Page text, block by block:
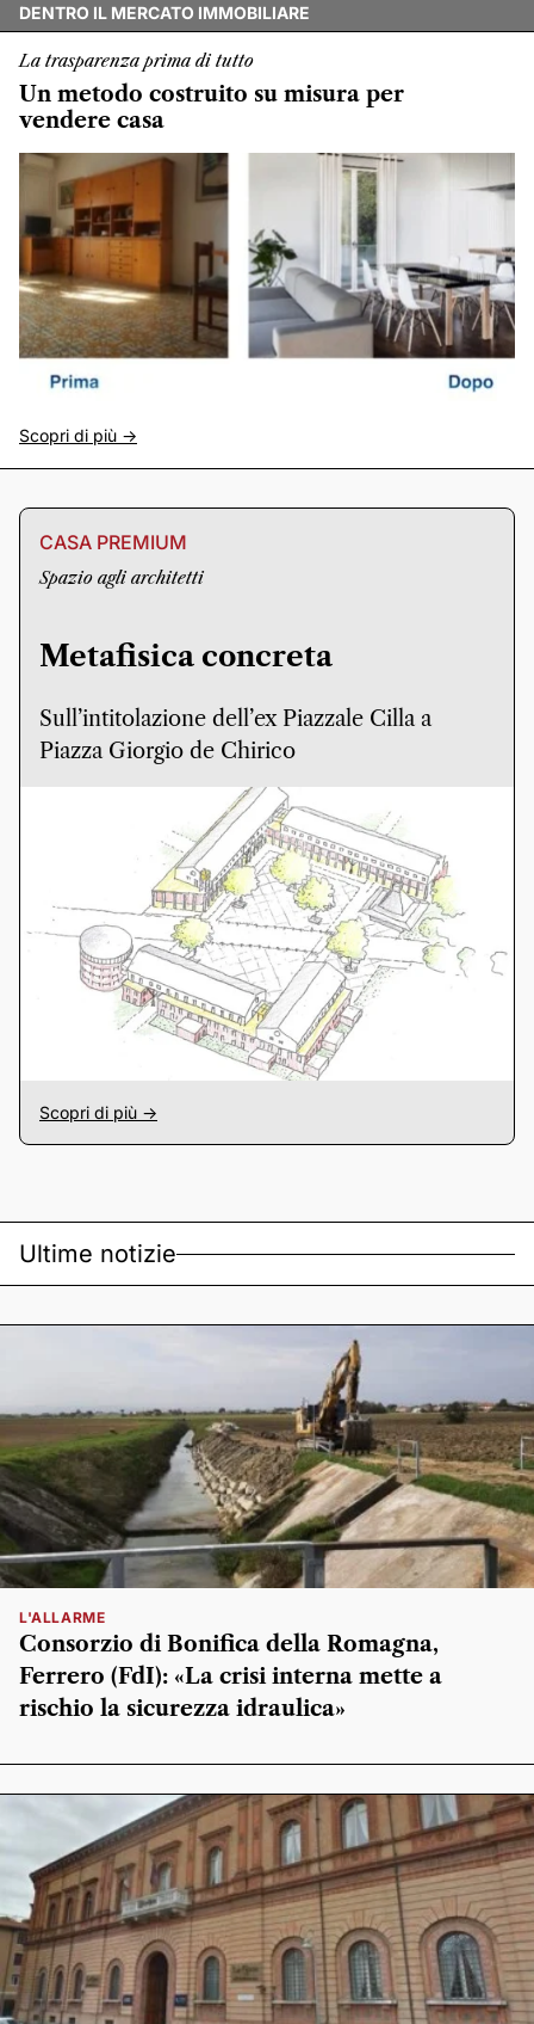
DENTRO IL MERCATO IMMOBILIARE
La trasparenza prima di tutto
Un metodo costruito su misura per
vendere casa
Scopri di più ->
CASA PREMIUM
Spazio agli architetti
Metafisica concreta
Sull’intitolazione dell’ex Piazzale Cilla a
Piazza Giorgio de Chirico
Scopri di più ->
Ultime notizie
L'ALLARME
Consorzio di Bonifica della Romagna,
Ferrero (FdI): «La crisi interna mette a
rischio la sicurezza idraulica»